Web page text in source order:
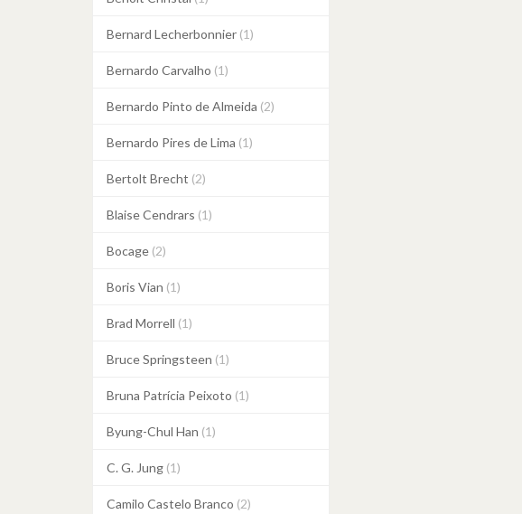
Bernard Lecherbonnier (1)
Bernardo Carvalho (1)
Bernardo Pinto de Almeida (2)
Bernardo Pires de Lima (1)
Bertolt Brecht (2)
Blaise Cendrars (1)
Bocage (2)
Boris Vian (1)
Brad Morrell (1)
Bruce Springsteen (1)
Bruna Patrícia Peixoto (1)
Byung-Chul Han (1)
C. G. Jung (1)
Camilo Castelo Branco (2)